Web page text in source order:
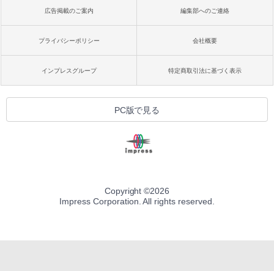
広告掲載のご案内 編集部へのご連絡
プライバシーポリシー 会社概要
インプレスグループ 特定商取引法に基づく表示
PC版で見る
Copyright ©2026
Impress Corporation. All rights reserved.